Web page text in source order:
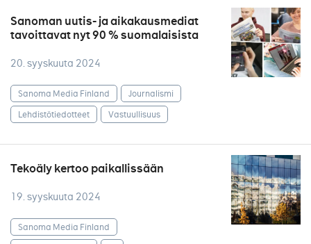
Sanoman uutis- ja aikakausmediat
tavoittavat nyt 90 % suomalaisista
20. syyskuuta 2024
Sanoma Media Finland
Journalismi
Lehdistötiedotteet
Vastuullisuus
Tekoäly kertoo paikallissään
19. syyskuuta 2024
Sanoma Media Finland